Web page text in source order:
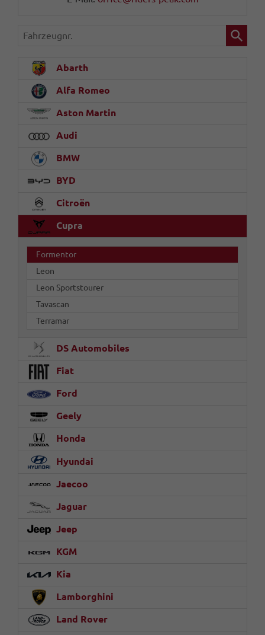
Fahrzeugnr.
Abarth
Alfa Romeo
Aston Martin
Audi
BMW
BYD
Citroën
Cupra
Formentor
Leon
Leon Sportstourer
Tavascan
Terramar
DS Automobiles
Fiat
Ford
Geely
Honda
Hyundai
Jaecoo
Jaguar
Jeep
KGM
Kia
Lamborghini
Land Rover